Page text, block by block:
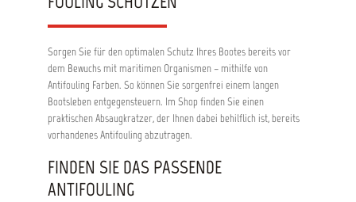
Sorgen Sie für den optimalen Schutz Ihres Bootes bereits vor
dem Bewuchs mit maritimen Organismen – mithilfe von
Antifouling Farben. So können Sie sorgenfrei einem langen
Bootsleben entgegensteuern. Im Shop finden Sie einen
praktischen Absaugkratzer, der Ihnen dabei behilflich ist, bereits
vorhandenes Antifouling abzutragen.
FINDEN SIE DAS PASSENDE
ANTIFOULING